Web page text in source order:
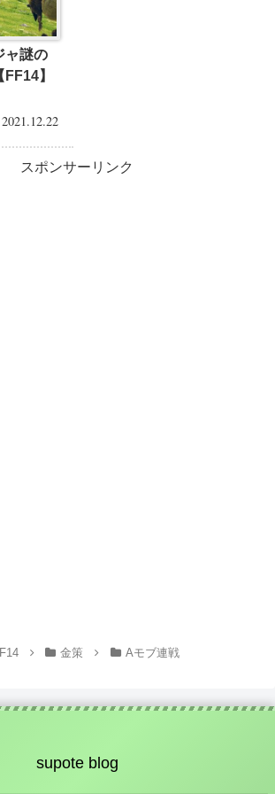
ャ謎の
】
2021.12.22
スポンサーリンク
金策 Aモブ連戦
supote blog